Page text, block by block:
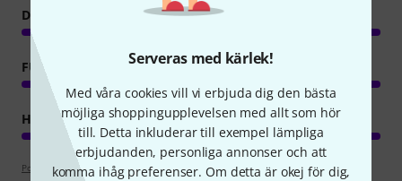
Serveras med kärlek!
Med våra cookies vill vi erbjuda dig den bästa
möjliga shoppingupplevelsen med allt som hör
till. Detta inkluderar till exempel lämpliga
erbjudanden, personliga annonser och att
komma ihåg preferenser. Om detta är okej för dig,
DRIFT
FUNKTIONER
HANTVERKSKVALITET
Poängpolicy